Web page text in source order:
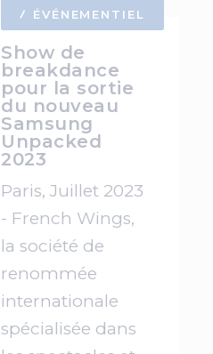
ÉVÉNEMENTIEL
Show de
breakdance
pour la sortie
du nouveau
Samsung
Unpacked
2023
Paris, Juillet 2023
- French Wings,
la société de
renommée
internationale
spécialisée dans